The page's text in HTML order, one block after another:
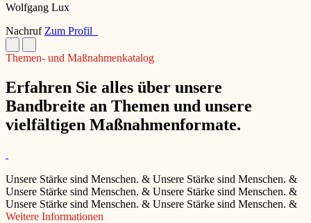
Wolfgang Lux
Nachruf Zum Profil
Themen- und Maßnahmenkatalog
Erfahren Sie alles über unsere
Bandbreite an Themen und unsere
vielfältigen Maßnahmenformate.
Unsere Stärke sind Menschen. & Unsere Stärke sind Menschen. &
Unsere Stärke sind Menschen. & Unsere Stärke sind Menschen. &
Unsere Stärke sind Menschen. & Unsere Stärke sind Menschen. &
Weitere Informationen